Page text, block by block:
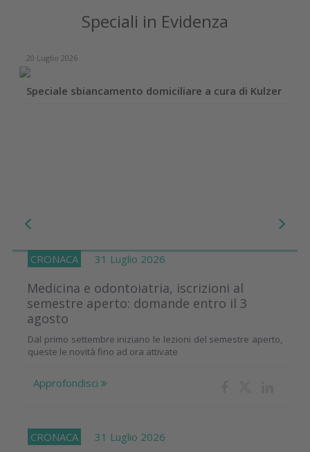
Speciali in Evidenza
20 Luglio 2026
Speciale sbiancamento domiciliare a cura di Kulzer
CRONACA 31 Luglio 2026
Medicina e odontoiatria, iscrizioni al
semestre aperto: domande entro il 3
agosto
Dal primo settembre iniziano le lezioni del semestre aperto,
queste le novità fino ad ora attivate
Approfondisci
CRONACA 31 Luglio 2026